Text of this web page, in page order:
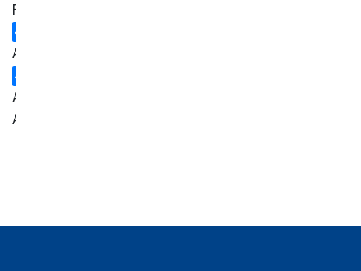
Formazione
Ambiente
Area
Amministrativa
Credito